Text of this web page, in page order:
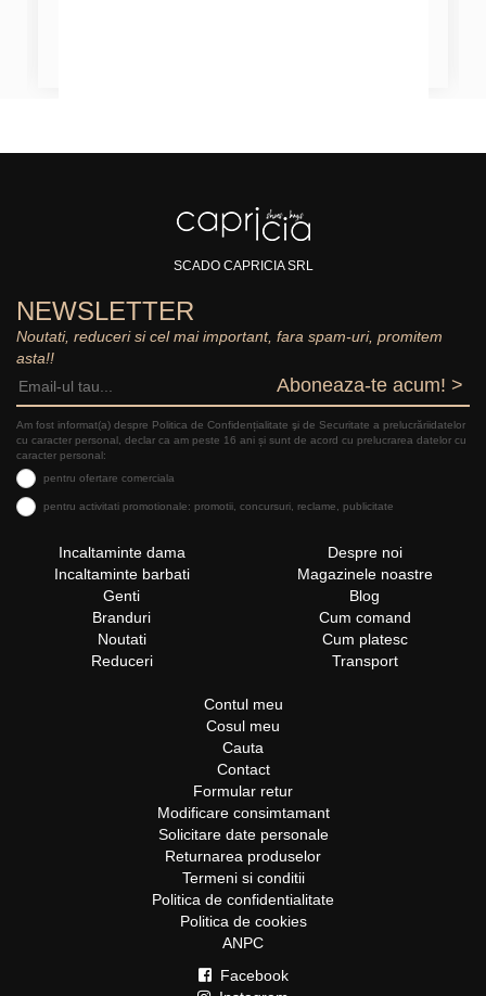
SCADO CAPRICIA SRL
NEWSLETTER
Noutati, reduceri si cel mai important, fara spam-uri, promitem
asta!!
Aboneaza-te acum! >
Am fost informat(a) despre Politica de Confidențialitate şi de Securitate a prelucrăriidatelor
cu caracter personal, declar ca am peste 16 ani și sunt de acord cu prelucrarea datelor cu
caracter personal:
pentru ofertare comerciala
pentru activitati promotionale: promotii, concursuri, reclame, publicitate
Incaltaminte dama
Incaltaminte barbati
Genti
Branduri
Noutati
Reduceri
Despre noi
Magazinele noastre
Blog
Cum comand
Cum platesc
Transport
Contul meu
Cosul meu
Cauta
Contact
Formular retur
Modificare consimtamant
Solicitare date personale
Returnarea produselor
Termeni si conditii
Politica de confidentialitate
Politica de cookies
ANPC
Facebook